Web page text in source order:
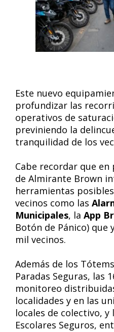
Este nuevo
profundizar las
operativos de
previniendo la
tranquilidad de los
Cabe recordar que
de Almirante Brown
herramientas
vecinos como las
Municipales, la App
Botón de Pánico) que
mil vecinos.
Además de los
Paradas Seguras, las
monitoreo
localidades y en las
locales de colectivo, y
Escolares Seguros,